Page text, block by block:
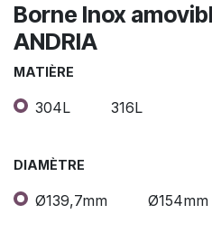
Borne Inox
ANDRIA
MATIÈRE
304L 316L
DIAMÈTRE
Ø139,7mm Ø154mm